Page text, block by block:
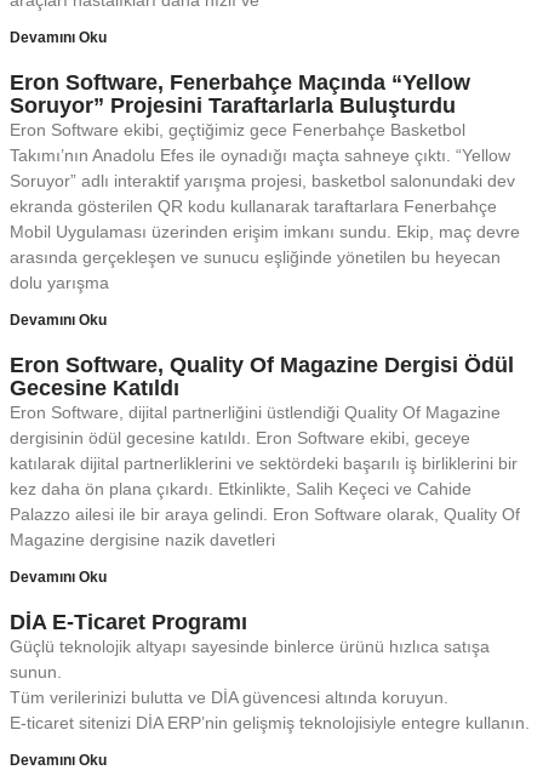
Devamını Oku
Eron Software, Fenerbahçe Maçında “Yellow
Soruyor” Projesini Taraftarlarla Buluşturdu
Eron Software ekibi, geçtiğimiz gece Fenerbahçe Basketbol
Takımı’nın Anadolu Efes ile oynadığı maçta sahneye çıktı. “Yellow
Soruyor” adlı interaktif yarışma projesi, basketbol salonundaki dev
ekranda gösterilen QR kodu kullanarak taraftarlara Fenerbahçe
Mobil Uygulaması üzerinden erişim imkanı sundu. Ekip, maç devre
arasında gerçekleşen ve sunucu eşliğinde yönetilen bu heyecan
dolu yarışma
Devamını Oku
Eron Software, Quality Of Magazine Dergisi Ödül
Gecesine Katıldı
Eron Software, dijital partnerliğini üstlendiği Quality Of Magazine
dergisinin ödül gecesine katıldı. Eron Software ekibi, geceye
katılarak dijital partnerliklerini ve sektördeki başarılı iş birliklerini bir
kez daha ön plana çıkardı. Etkinlikte, Salih Keçeci ve Cahide
Palazzo ailesi ile bir araya gelindi. Eron Software olarak, Quality Of
Magazine dergisine nazik davetleri
Devamını Oku
DİA E-Ticaret Programı
Güçlü teknolojik altyapı sayesinde binlerce ürünü hızlıca satışa
sunun.
Tüm verilerinizi bulutta ve DİA güvencesi altında koruyun.
E-ticaret sitenizi DİA ERP’nin gelişmiş teknolojisiyle entegre kullanın.
Devamını Oku